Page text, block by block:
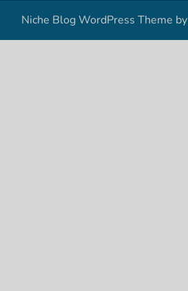
Niche Blog WordPress Theme by